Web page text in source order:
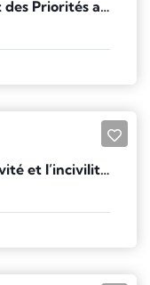
Formation Gestion du Temps et des Priorités au Travail
Formation Faire face à l’agressivité et l’incivilité au travail